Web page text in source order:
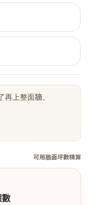
上整面牆。
可用牆面坪數精算